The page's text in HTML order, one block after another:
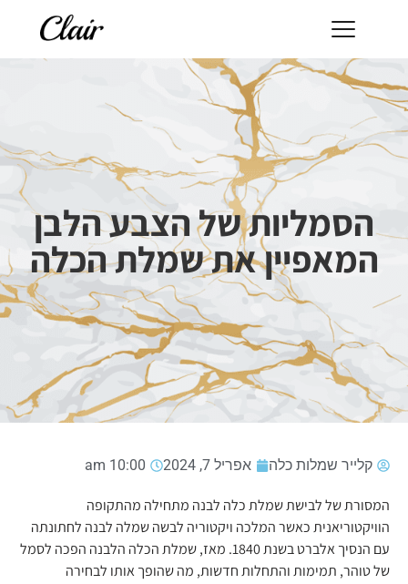
הסמליות של הצבע הלבן
המאפיין את שמלת הכלה
קלייר שמלות כלה אפריל 7, 2024 10:00 am
המסורת של לבישת שמלת כלה לבנה מתחילה מהתקופה
הוויקטוריאנית כאשר המלכה ויקטוריה לבשה שמלה לבנה לחתונתה
עם הנסיך אלברט בשנת 1840. מאז, שמלת הכלה הלבנה הפכה לסמל
של טוהר, תמימות והתחלות חדשות, מה שהופך אותו לבחירה